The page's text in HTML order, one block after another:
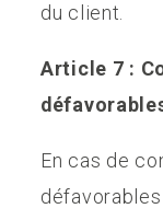
du client.
Article 7 :
En cas de